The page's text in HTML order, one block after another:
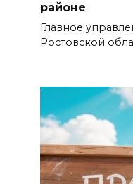
районе
Главное
Ростовской